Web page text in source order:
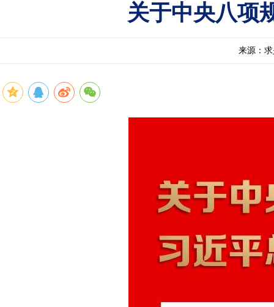
关于中央八项
来源：